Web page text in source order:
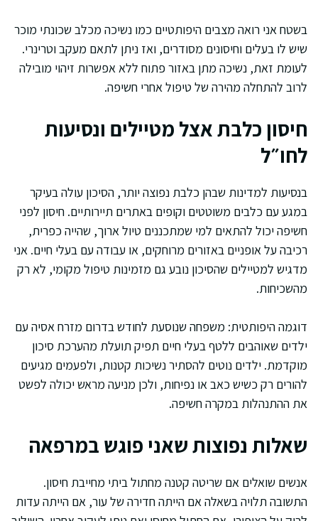
בשטח אני רואה מצבים היפותטיים כמו נשיכה מכלב שכונתי מוכר
שיש לו בעלים וחיסונים מסודרים, ואז ניתן לתאם מעקב וטרינרי.
לעומת זאת, נשיכה מתן באזור פתוח ללא אפשרות זיהוי מובילה
לרוב להתחלה מהירה של טיפול אחרי חשיפה.
חיסון כלבת אצל מטיילים ונסיעות
לחו״ל
בנסיעות למדינות שבהן כלבת נפוצה יותר, הסיכון עולה בעיקר
במגע עם כלבים משוטטים וקופים באתרים תיירותיים. חיסון לפני
חשיפה יכול להתאים למי שמתכננים טיול ארוך, שהייה כפרית,
רכיבה על אופניים באזורים מרוחקים, או עבודה עם בעלי חיים. אני
מדגיש למטיילים שהסיכון נובע גם מזמינות טיפול מקומי, לא רק
מהשכיחות.
דוגמה היפותטית: משפחה שנוסעת לחודש בדרום מזרח אסיה עם
ילדים שאוהבים ללטף בעלי חיים תפיק תועלת מהערכת סיכון
מוקדמת. ילדים נוטים להסתיר נשיכות קטנות, ולפעמים מגיעים
להורים רק כשיש כאב או נפיחות, ולכן מניעה מראש יכולה לפשט
את ההתנהלות במקרה חשיפה.
שאלות נפוצות שאני פוגש במרפאה
אנשים שואלים אם שריטה קטנה מחתול ביתי מחייבת חיסון.
התשובה תלויה בשאלה אם הייתה חדירה של עור, אם הייתה עדות